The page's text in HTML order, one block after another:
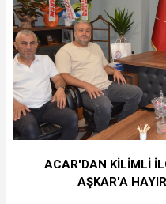
ACAR'DAN KİLİMLİ
AŞKAR'A